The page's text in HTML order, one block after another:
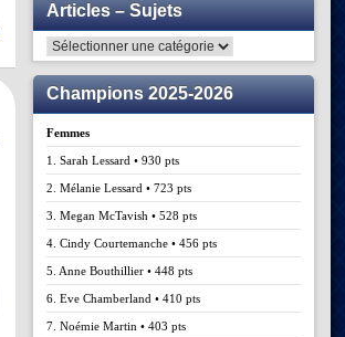
Articles – Sujets
Articles
–
Sujets
Champions 2025-2026
Femmes
1. Sarah Lessard • 930 pts
2. Mélanie Lessard • 723 pts
3. Megan McTavish • 528 pts
4. Cindy Courtemanche • 456 pts
5. Anne Bouthillier • 448 pts
6. Eve Chamberland • 410 pts
7. Noémie Martin • 403 pts